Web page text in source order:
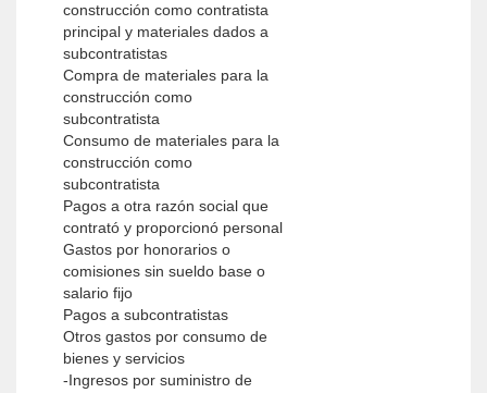
construcción como contratista
principal y materiales dados a
subcontratistas
Compra de materiales para la
construcción como
subcontratista
Consumo de materiales para la
construcción como
subcontratista
Pagos a otra razón social que
contrató y proporcionó personal
Gastos por honorarios o
comisiones sin sueldo base o
salario fijo
Pagos a subcontratistas
Otros gastos por consumo de
bienes y servicios
-Ingresos por suministro de